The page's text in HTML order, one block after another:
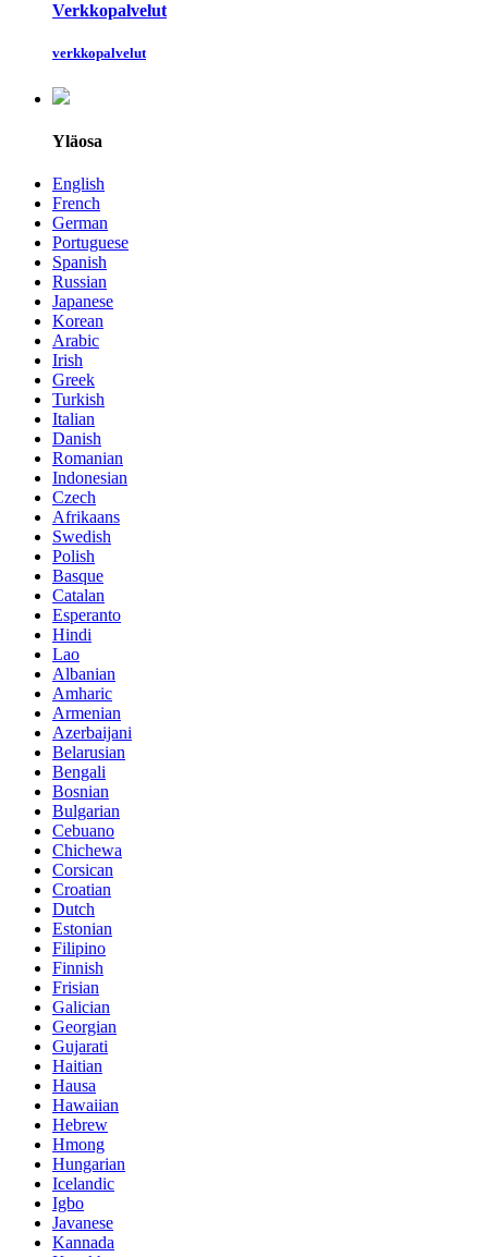
Verkkopalvelut
verkkopalvelut
Yläosa
English
French
German
Portuguese
Spanish
Russian
Japanese
Korean
Arabic
Irish
Greek
Turkish
Italian
Danish
Romanian
Indonesian
Czech
Afrikaans
Swedish
Polish
Basque
Catalan
Esperanto
Hindi
Lao
Albanian
Amharic
Armenian
Azerbaijani
Belarusian
Bengali
Bosnian
Bulgarian
Cebuano
Chichewa
Corsican
Croatian
Dutch
Estonian
Filipino
Finnish
Frisian
Galician
Georgian
Gujarati
Haitian
Hausa
Hawaiian
Hebrew
Hmong
Hungarian
Icelandic
Igbo
Javanese
Kannada